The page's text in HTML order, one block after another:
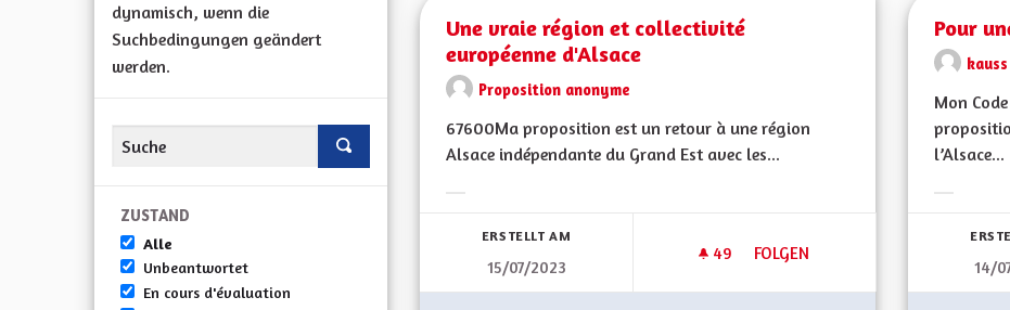
dynamisch, wenn die
Suchbedingungen geändert
werden.
ZUSTAND
Alle
Unbeantwortet
En cours d'évaluation
Une vraie région et collectivité
européenne d'Alsace
Proposition anonyme
67600Ma proposition est un retour à une région
Alsace indépendante du Grand Est avec les...
ERSTELLT AM
15/07/2023
49 49 FOLLOWER
FOLGEN
UNE VRAIE RÉGION ET
Pour
kauss
Mon
l’Alsace...
14/